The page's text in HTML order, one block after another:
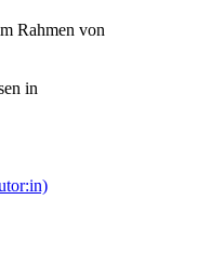
Rahmen von
in